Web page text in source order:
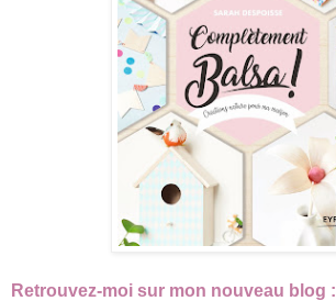
Retrouvez-moi sur mon nouveau blog :